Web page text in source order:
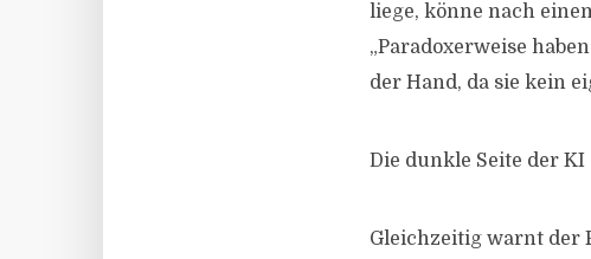
liege, könne nach
„Paradoxerweise
der Hand, da sie kein
Die dunkle Seite der KI
Gleichzeitig warnt der